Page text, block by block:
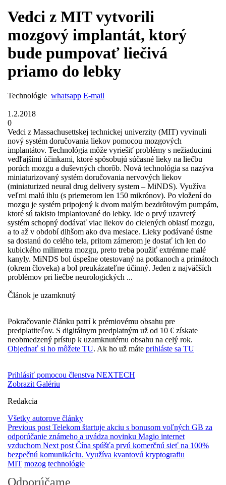
Vedci z MIT vytvorili
mozgový implantát, ktorý
bude pumpovať liečivá
priamo do lebky
Technológie whatsapp E-mail
1.2.2018
0
Vedci z Massachusettskej technickej univerzity (MIT) vyvinuli
nový systém doručovania liekov pomocou mozgových
implantátov. Technológia môže vyriešiť problémy s nežiaducimi
vedľajšími účinkami, ktoré spôsobujú súčasné lieky na liečbu
porúch mozgu a duševných chorôb. Nová technológia sa nazýva
miniaturizovaný systém doručovania nervových liekov
(miniaturized neural drug delivery system – MiNDS). Využíva
veľmi malú ihlu (s priemerom len 150 mikrónov). Po vložení do
mozgu je systém pripojený k dvom malým bezdrôtovým pumpám,
ktoré sú takisto implantované do lebky. Ide o prvý uzavretý
systém schopný dodávať viac liekov do cielených oblastí mozgu,
a to až v období dlhšom ako dva mesiace. Lieky podávané ústne
sa dostanú do celého tela, pritom zámerom je dostať ich len do
kubického milimetra mozgu, preto treba použiť extrémne malé
kanyly. MiNDS bol úspešne otestovaný na potkanoch a primátoch
(okrem človeka) a bol preukázateľne účinný. Jeden z najväčších
problémov pri liečbe neurologických ...
Článok je uzamknutý
Pokračovanie článku patrí k prémiovému obsahu pre
predplatiteľov. S digitálnym predplatným už od 10 € získate
neobmedzený prístup k uzamknutému obsahu na celý rok.
Objednať si ho môžete TU. Ak ho už máte prihláste sa TU
Prihlásiť pomocou členstva NEXTECH
Zobrazit Galériu
Redakcia
Všetky autorove články
Previous post Telekom štartuje akciu s bonusom voľných GB za
odporúčanie známeho a uvádza novinku Magio internet
vzduchom Next post Čína spúšťa prvú komerčnú sieť na 100%
bezpečnú komunikáciu. Využíva kvantovú kryptografiu
MIT mozog technológie
Odporúčame